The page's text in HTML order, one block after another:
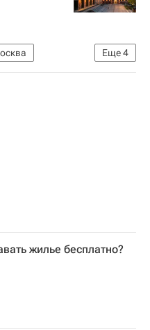
Еще4
недвижимость
жилье бесплатно?